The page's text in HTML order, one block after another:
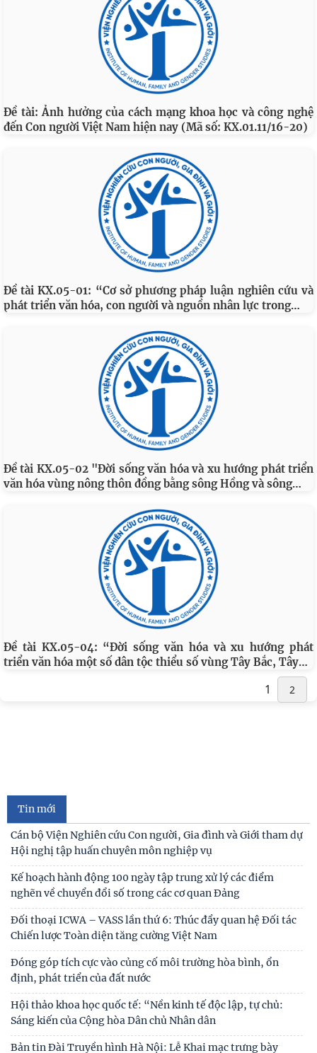
Đề tài: Ảnh hưởng của cách mạng khoa học và công nghệ
đến Con người Việt Nam hiện nay (Mã số: KX.01.11/16-20)
Đề tài KX.05-01: “Cơ sở phương pháp luận nghiên cứu và
phát triển văn hóa, con người và nguồn nhân lực trong…
Đề tài KX.05-02 "Đời sống văn hóa và xu hướng phát triển
văn hóa vùng nông thôn đồng bằng sông Hồng và sông…
Đề tài KX.05-04: “Đời sống văn hóa và xu hướng phát
triển văn hóa một số dân tộc thiểu số vùng Tây Bắc, Tây…
1 2
Tin mới
Cán bộ Viện Nghiên cứu Con người, Gia đình và Giới tham dự
Hội nghị tập huấn chuyên môn nghiệp vụ
Kế hoạch hành động 100 ngày tập trung xử lý các điểm
nghẽn về chuyển đổi số trong các cơ quan Đảng
Đối thoại ICWA – VASS lần thứ 6: Thúc đẩy quan hệ Đối tác